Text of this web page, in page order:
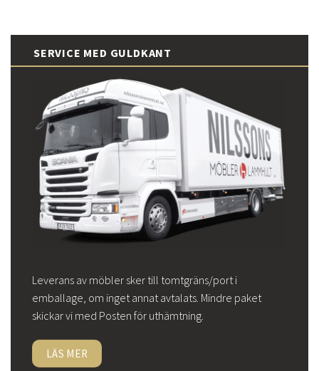
SERVICE MED GULDKANT
Leverans av möbler sker till tomtgräns/port i
emballage, om inget annat avtalats. Mindre paket
skickar vi med Posten för uthämtning.
LÄS MER